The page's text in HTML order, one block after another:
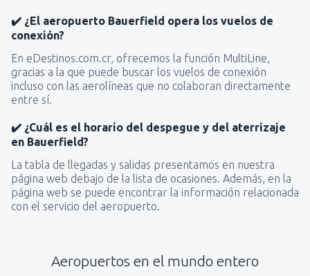
✔️ ¿El aeropuerto Bauerfield opera los vuelos de
conexión?
En eDestinos.com.cr, ofrecemos la función MultiLine,
gracias a la que puede buscar los vuelos de conexión
incluso con las aerolíneas que no colaboran directamente
entre sí.
✔️ ¿Cuál es el horario del despegue y del aterrizaje
en Bauerfield?
La tabla de llegadas y salidas presentamos en nuestra
página web debajo de la lista de ocasiones. Además, en la
página web se puede encontrar la información relacionada
con el servicio del aeropuerto.
Aeropuertos en el mundo entero